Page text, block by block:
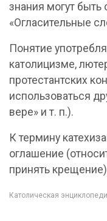
знания могут быть
«Огласительные
Понятие
католицизме,
протестантских
использоваться
вере» и т. п.).
К термину
оглашение
принять
Католическая